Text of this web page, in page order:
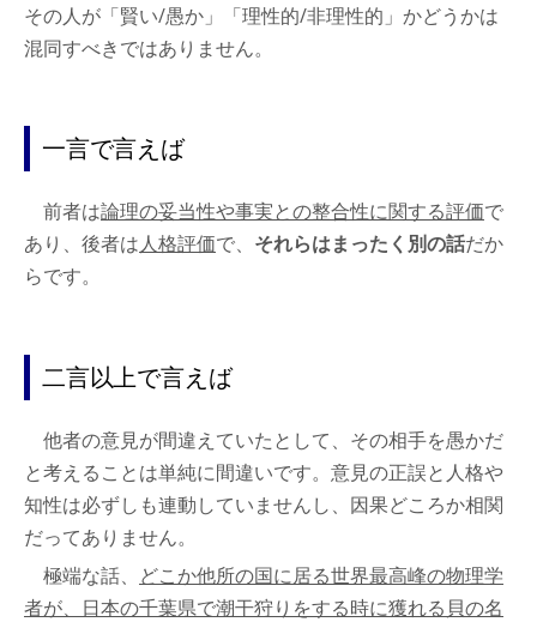
その人が「賢い/愚か」「理性的/非理性的」かどうかは
混同すべきではありません。
一言で言えば
前者は論理の妥当性や事実との整合性に関する評価で
あり、後者は人格評価で、 それらはまったく別の話だか
らです。
二言以上で言えば
他者の意見が間違えていたとして、その相手を愚かだ
と考えることは単純に間違いです。意見の正誤と人格や
知性は必ずしも連動していませんし、因果どころか相関
だってありません。
極端な話、 どこか他所の国に居る世界最高峰の物理学
者が、日本の千葉県で潮干狩りをする時に獲れる貝の名